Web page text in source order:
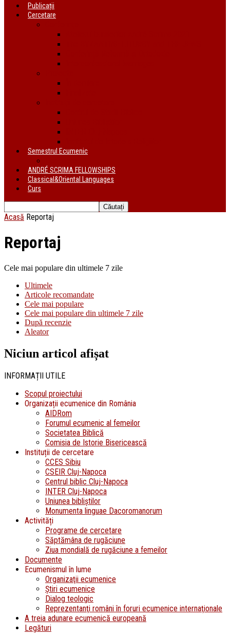
Publicații
Cercetare
Semestrul Ecumenic
ANDRÉ SCRIMA FELLOWSHIPS
Classical&Oriental Languages
Curs
Acasă Reportaj
Reportaj
Cele mai populare din ultimele 7 zile
Ultimele
Articole recomandate
Cele mai populare
Cele mai populare din ultimele 7 zile
După recenzie
Aleator
Niciun articol afișat
INFORMAȚII UTILE
Scopul proiectului
Organizații ecumenice din România
AIDRom
Forumul ecumenic al femeilor
Societatea Biblică
Comisia de Istorie Bisericească
Instituții de cercetare
CCES Sibiu
CSEIR Cluj-Napoca
Centrul biblic Cluj-Napoca
INTER Cluj-Napoca
Uniunea bibliştilor
Monumenta linguae Dacoromanorum
Activități
Programe de cercetare
Săptămâna de rugăciune
Ziua mondială de rugăciune a femeilor
Documente
Ecumenismul în lume
Organizaţii ecumenice
Ştiri ecumenice
Dialog teologic
Reprezentanţi români în foruri ecumenice internaţionale
A treia adunare ecumenică europeană
Legături